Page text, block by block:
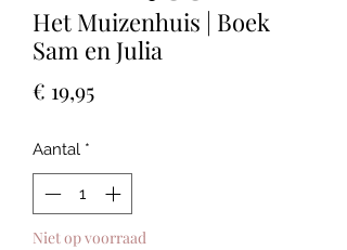
Het Muizenhuis | Boek
Sam en Julia
€ 19,95Prijs
Aantal *
Niet op voorraad